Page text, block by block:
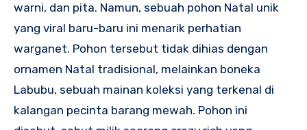
warni, dan pita. Namun, sebuah pohon Natal unik
yang viral baru-baru ini menarik perhatian
warganet. Pohon tersebut tidak dihias dengan
ornamen Natal tradisional, melainkan boneka
Labubu, sebuah mainan koleksi yang terkenal di
kalangan pecinta barang mewah. Pohon ini